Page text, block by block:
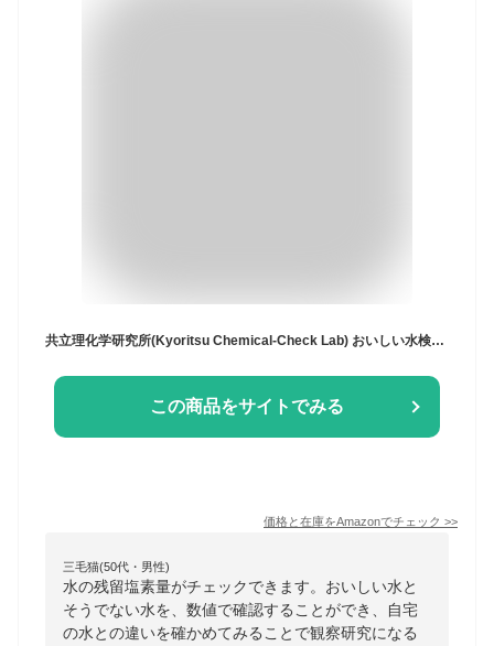
共立理化学研究所(Kyoritsu Chemical-Check Lab) おいしい水検査セット
この商品をサイトでみる
価格と在庫をAmazonでチェック >>
三毛猫(50代・男性)
水の残留塩素量がチェックできます。おいしい水と
そうでない水を、数値で確認することができ、自宅
の水との違いを確かめてみることで観察研究になる